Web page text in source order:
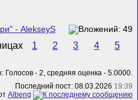
- AlekseyS
1 2 3 4
5
Последний пост: 08.03.2026 19:39
Albeng